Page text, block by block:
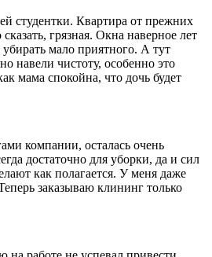
студентки. Квартира от прежних
грязная. Окна наверное лет
мало приятного. А тут
навели чистоту, особенно это
мама спокойна, что дочь будет
компании, осталась очень
достаточно для уборки, да и сил
как полагается. У меня даже
заказываю клининг только